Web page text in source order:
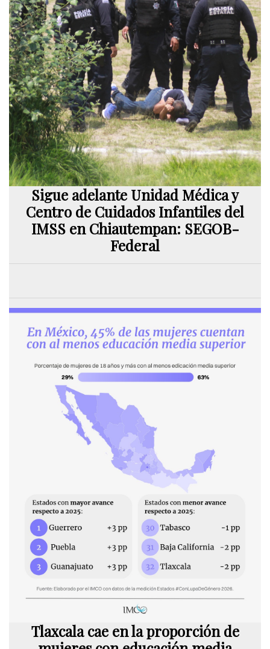
Sigue adelante Unidad Médica y
Centro de Cuidados Infantiles del
IMSS en Chiautempan: SEGOB-
Federal
Tlaxcala cae en la proporción de